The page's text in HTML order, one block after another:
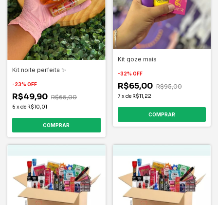
Kit noite perfeita ✨
-23% OFF
R$49,90 R$65,00
6 x de R$10,01
Kit goze mais
-32% OFF
R$65,00 R$95,00
7 xde R$11,22